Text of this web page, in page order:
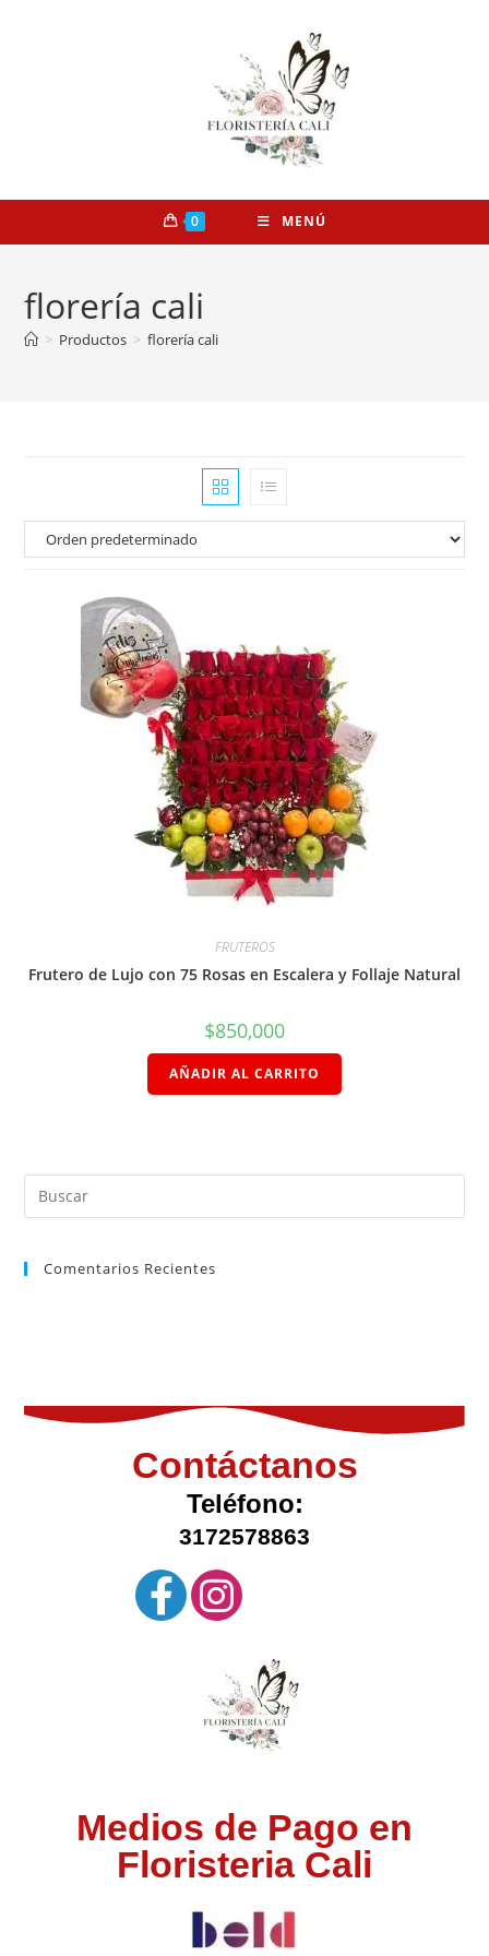
0 MENÚ
florería cali
> Productos > florería cali
FRUTEROS
Frutero de Lujo con 75 Rosas en Escalera y Follaje Natural
$850,000
AÑADIR AL CARRITO
Comentarios Recientes
Contáctanos
Teléfono:
3172578863
Medios de Pago en
Floristeria Cali